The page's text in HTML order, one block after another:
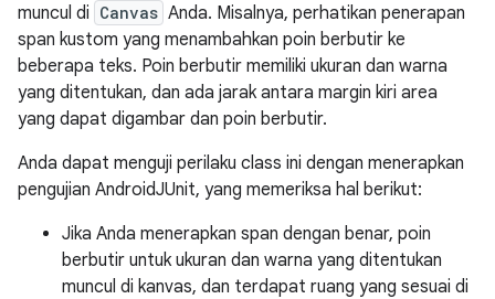
muncul di Canvas Anda. Misalnya, perhatikan penerapan
span kustom yang menambahkan poin berbutir ke
beberapa teks. Poin berbutir memiliki ukuran dan warna
yang ditentukan, dan ada jarak antara margin kiri area
yang dapat digambar dan poin berbutir.
Anda dapat menguji perilaku class ini dengan menerapkan
pengujian AndroidJUnit, yang memeriksa hal berikut:
Jika Anda menerapkan span dengan benar, poin
berbutir untuk ukuran dan warna yang ditentukan
muncul di kanvas, dan terdapat ruang yang sesuai di